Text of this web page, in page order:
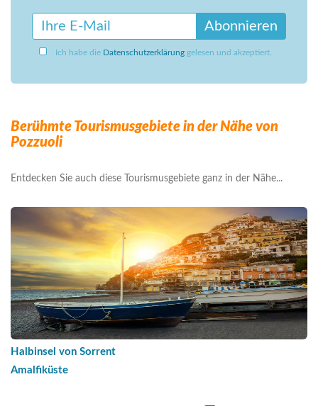
Abonnieren
Ich habe die Datenschutzerklärung gelesen und akzeptiert.
Berühmte Tourismusgebiete in der Nähe von
Pozzuoli
Entdecken Sie auch diese Tourismusgebiete ganz in der Nähe...
Halbinsel von Sorrent
Amalfiküste